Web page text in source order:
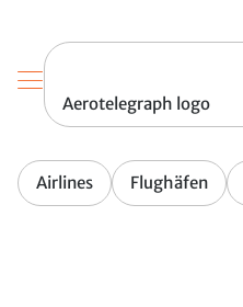
Aerotelegraph logo
Airlines Flughäfen